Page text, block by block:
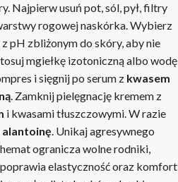
Najpierw usuń pot, sól, pył, filtry
rogowej naskórka. Wybierz
pH zbliżonym do skóry, aby nie
mgiełkę izotoniczną albo wodę
i sięgnij po serum z kwasem
. Zamknij pielęgnację kremem z
i kwasami tłuszczowymi. W razie
alantoinę. Unikaj agresywnego
ogranicza wolne rodniki,
poprawia elastyczność oraz komfort